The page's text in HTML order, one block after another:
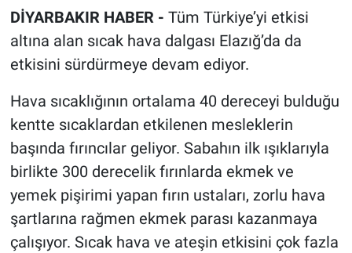
DİYARBAKIR HABER - Tüm Türkiye’yi etkisi
altına alan sıcak hava dalgası Elazığ’da da
etkisini sürdürmeye devam ediyor.
Hava sıcaklığının ortalama 40 dereceyi bulduğu
kentte sıcaklardan etkilenen mesleklerin
başında fırıncılar geliyor. Sabahın ilk ışıklarıyla
birlikte 300 derecelik fırınlarda ekmek ve
yemek pişirimi yapan fırın ustaları, zorlu hava
şartlarına rağmen ekmek parası kazanmaya
çalışıyor. Sıcak hava ve ateşin etkisini çok fazla